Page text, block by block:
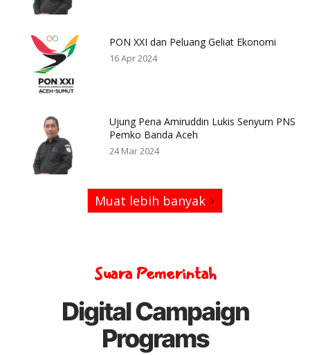
PON XXI dan Peluang Geliat Ekonomi
16 Apr 2024
Ujung Pena Amiruddin Lukis Senyum PNS
Pemko Banda Aceh
24 Mar 2024
Muat lebih banyak
Suara Pemerintah
Digital Campaign
Programs